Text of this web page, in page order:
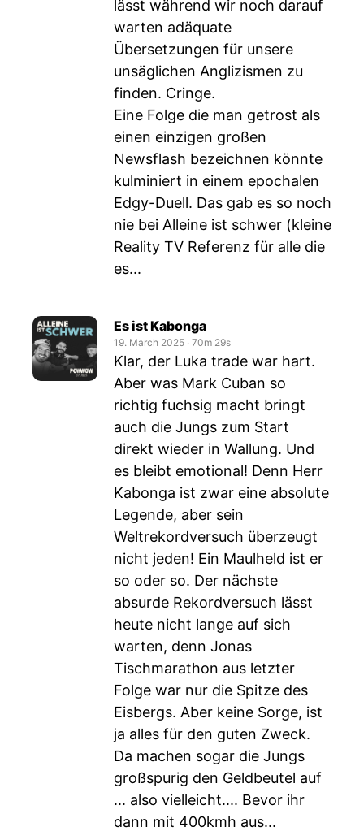
lässt während wir noch darauf
warten adäquate
Übersetzungen für unsere
unsäglichen Anglizismen zu
finden. Cringe.
Eine Folge die man getrost als
einen einzigen großen
Newsflash bezeichnen könnte
kulminiert in einem epochalen
Edgy-Duell. Das gab es so noch
nie bei Alleine ist schwer (kleine
Reality TV Referenz für alle die
es...
Es ist Kabonga
19. March 2025 ‧ 70m 29s
Klar, der Luka trade war hart.
Aber was Mark Cuban so
richtig fuchsig macht bringt
auch die Jungs zum Start
direkt wieder in Wallung. Und
es bleibt emotional! Denn Herr
Kabonga ist zwar eine absolute
Legende, aber sein
Weltrekordversuch überzeugt
nicht jeden! Ein Maulheld ist er
so oder so. Der nächste
absurde Rekordversuch lässt
heute nicht lange auf sich
warten, denn Jonas
Tischmarathon aus letzter
Folge war nur die Spitze des
Eisbergs. Aber keine Sorge, ist
ja alles für den guten Zweck.
Da machen sogar die Jungs
großspurig den Geldbeutel auf
... also vielleicht.... Bevor ihr
dann mit 400kmh aus...